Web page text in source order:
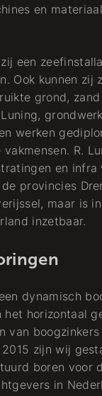
en
een
Ook kunnen zij
grond,
werken
R.
en infra
provincies
maar is
inzetbaar.
dynamisch
het horizontaal
van
zijn wij
boren voor
in